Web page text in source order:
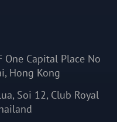
Capital Place No
Hong Kong
Soi 12, Club Royal